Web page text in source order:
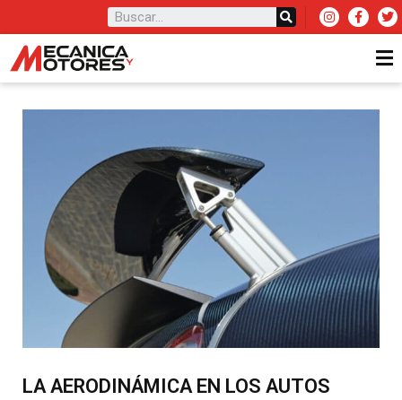
LA AERODINÁMICA EN LOS AUTOS